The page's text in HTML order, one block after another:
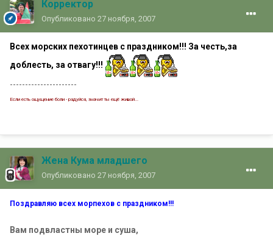
Корректор
Опубликовано 27 ноября, 2007
Всех морских пехотинцев с праздником!!! За честь,за
доблесть, за отвагу!!!
----------------------
Если есть ощущение боли - радуйся, значит ты ещё живой...
Жена Кума младшего
Опубликовано 27 ноября, 2007
Поздравляю всех морпехов с праздником!!!
Вам подвластны море и суша,